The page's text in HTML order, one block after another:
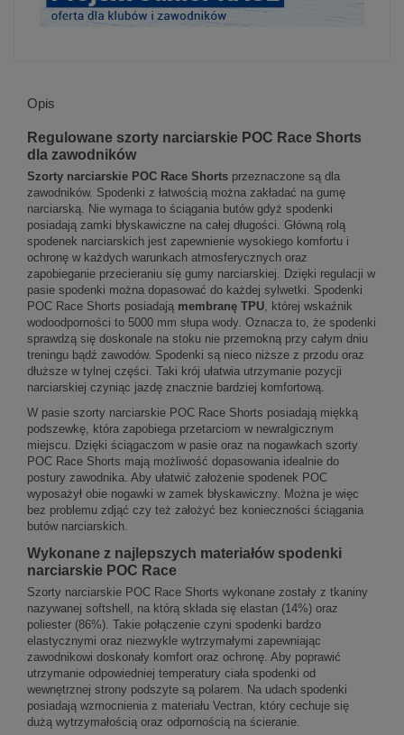
Opis
Regulowane szorty narciarskie POC Race Shorts
dla zawodników
Szorty narciarskie POC Race Shorts przeznaczone są dla
zawodników. Spodenki z łatwością można zakładać na gumę
narciarską. Nie wymaga to ściągania butów gdyż spodenki
posiadają zamki błyskawiczne na całej długości. Główną rolą
spodenek narciarskich jest zapewnienie wysokiego komfortu i
ochronę w każdych warunkach atmosferycznych oraz
zapobieganie przecieraniu się gumy narciarskiej. Dzięki regulacji w
pasie spodenki można dopasować do każdej sylwetki. Spodenki
POC Race Shorts posiadają membranę TPU, której wskaźnik
wodoodporności to 5000 mm słupa wody. Oznacza to, że spodenki
sprawdzą się doskonale na stoku nie przemokną przy całym dniu
treningu bądź zawodów. Spodenki są nieco niższe z przodu oraz
dłuższe w tylnej części. Taki krój ułatwia utrzymanie pozycji
narciarskiej czyniąc jazdę znacznie bardziej komfortową.
W pasie szorty narciarskie POC Race Shorts posiadają miękką
podszewkę, która zapobiega przetarciom w newralgicznym
miejscu. Dzięki ściągaczom w pasie oraz na nogawkach szorty
POC Race Shorts mają możliwość dopasowania idealnie do
postury zawodnika. Aby ułatwić założenie spodenek POC
wyposażył obie nogawki w zamek błyskawiczny. Można je więc
bez problemu zdjąć czy też założyć bez konieczności ściągania
butów narciarskich.
Wykonane z najlepszych materiałów spodenki
narciarskie POC Race
Szorty narciarskie POC Race Shorts wykonane zostały z tkaniny
nazywanej softshell, na którą składa się elastan (14%) oraz
poliester (86%). Takie połączenie czyni spodenki bardzo
elastycznymi oraz niezwykle wytrzymałymi zapewniając
zawodnikowi doskonały komfort oraz ochronę. Aby poprawić
utrzymanie odpowiedniej temperatury ciała spodenki od
wewnętrznej strony podszyte są polarem. Na udach spodenki
posiadają wzmocnienia z materiału Vectran, który cechuje się
dużą wytrzymałością oraz odpornością na ścieranie.